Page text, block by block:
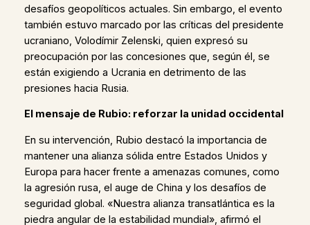
desafíos geopolíticos actuales. Sin embargo, el evento
también estuvo marcado por las críticas del presidente
ucraniano, Volodímir Zelenski, quien expresó su
preocupación por las concesiones que, según él, se
están exigiendo a Ucrania en detrimento de las
presiones hacia Rusia.
El mensaje de Rubio: reforzar la unidad occidental
En su intervención, Rubio destacó la importancia de
mantener una alianza sólida entre Estados Unidos y
Europa para hacer frente a amenazas comunes, como
la agresión rusa, el auge de China y los desafíos de
seguridad global. «Nuestra alianza transatlántica es la
piedra angular de la estabilidad mundial», afirmó el